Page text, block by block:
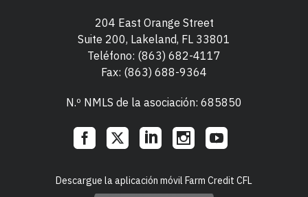
204 East Orange Street
Suite 200, Lakeland, FL 33801
Teléfono: (863) 682-4117
Fax: (863) 688-9364
N.º NMLS de la asociación: 685850
LinksDescargue la aplicación móvil Farm Credit CFL